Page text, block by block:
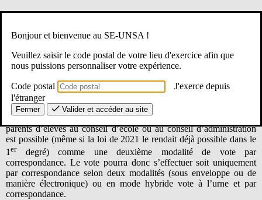
conseil d’école par voie électronique. Le ministère publie un
décret de cadrage qui intègre aussi le 2
degré pour les élections
au conseil d’administration des collèges et des lycées.
Le vote électronique est possible…
Dorénavant, le vote électronique pour élire les représentants des
parents d’élèves au conseil d’école ou au conseil d’administration
est possible (même si la loi de 2021 le rendait déjà possible dans le
1 erdegré) comme une deuxième modalité de vote par
correspondance. Le vote pourra donc s’effectuer soit uniquement
par correspondance selon deux modalités (sous enveloppe ou de
manière électronique) ou en mode hybride vote à l’urne et par
correspondance.
Bonjour et bienvenue au SE-UNSA !
Veuillez saisir le code postal de votre lieu d'exercice afin que
nous puissions personnaliser votre expérience.
Code postal
J'exerce depuis
l'étranger
Fermer Valider et accéder au site